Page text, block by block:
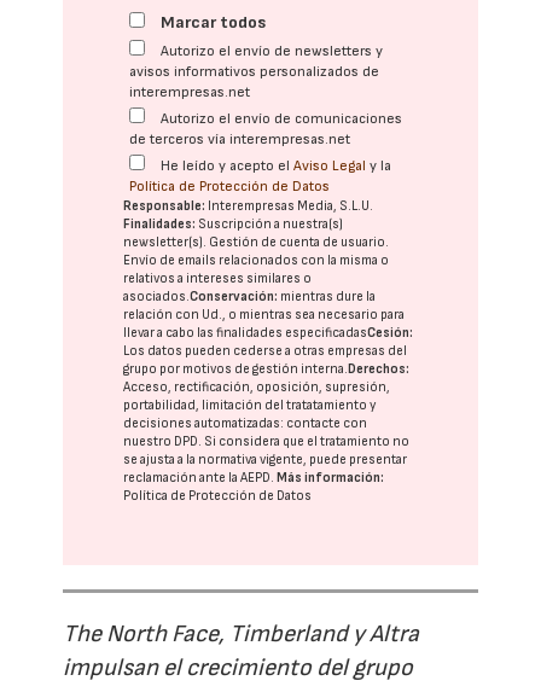
Marcar todos
Autorizo el envío de newsletters y
avisos informativos personalizados de
interempresas.net
Autorizo el envío de comunicaciones
de terceros vía interempresas.net
He leído y acepto elAviso Legal y la
Política de Protección de Datos
Responsable: Interempresas Media, S.L.U.
Finalidades: Suscripción a nuestra(s)
newsletter(s). Gestión de cuenta de usuario.
Envío de emails relacionados con la misma o
relativos a intereses similares o
asociados.Conservación: mientras dure la
relación con Ud., o mientras sea necesario para
llevar a cabo las finalidades especificadasCesión:
Los datos pueden cederse a otras empresas del
grupo por motivos de gestión interna.Derechos:
Acceso, rectificación, oposición, supresión,
portabilidad, limitación del tratatamiento y
decisiones automatizadas: contacte con
nuestro DPD. Si considera que el tratamiento no
se ajusta a la normativa vigente, puede presentar
reclamación ante laAEPD.Más información:
Política de Protección de Datos
The North Face, Timberland y Altra
impulsan el crecimiento del grupo